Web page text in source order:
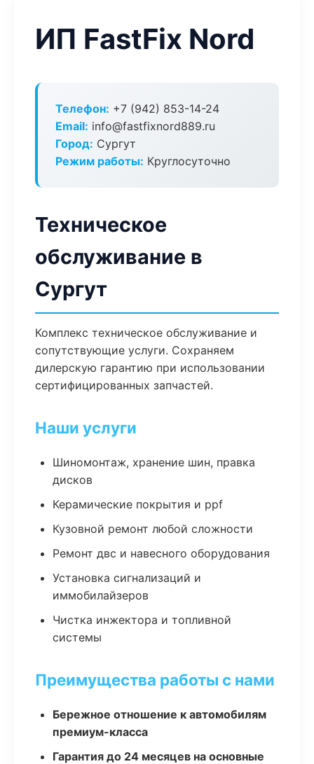
ИП FastFix Nord
Телефон: +7 (942) 853-14-24
Email: info@fastfixnord889.ru
Город: Сургут
Режим работы: Круглосуточно
Техническое
обслуживание в
Сургут
Комплекс техническое обслуживание и
сопутствующие услуги. Сохраняем
дилерскую гарантию при использовании
сертифицированных запчастей.
Наши услуги
Шиномонтаж, хранение шин, правка
дисков
Керамические покрытия и ppf
Кузовной ремонт любой сложности
Ремонт двс и навесного оборудования
Установка сигнализаций и
иммобилайзеров
Чистка инжектора и топливной
системы
Преимущества работы с нами
Бережное отношение к автомобилям
премиум-класса
Гарантия до 24 месяцев на основные